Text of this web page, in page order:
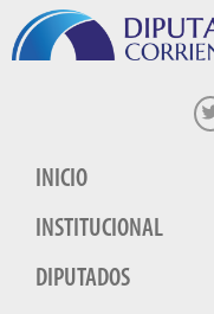
INICIO
INSTITUCIONAL
DIPUTADOS